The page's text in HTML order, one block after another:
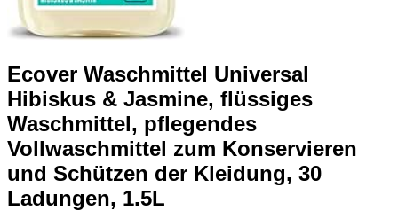
Ecover Waschmittel Universal
Hibiskus & Jasmine, flüssiges
Waschmittel, pflegendes
Vollwaschmittel zum Konservieren
und Schützen der Kleidung, 30
Ladungen, 1.5L